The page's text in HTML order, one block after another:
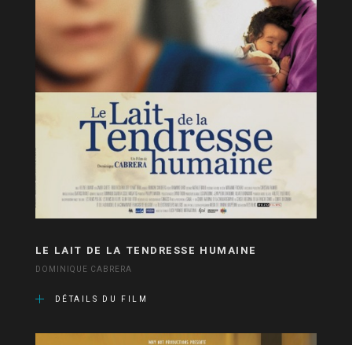
LE LAIT DE LA TENDRESSE HUMAINE
DOMINIQUE CABRERA
DÉTAILS DU FILM